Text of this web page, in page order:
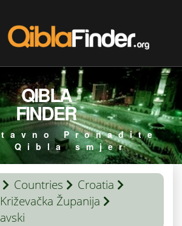
QIBLA
FINDER
Pronađite
Qibla smjer
Countries
Croatia
Županija